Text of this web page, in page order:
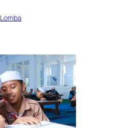
Lomba